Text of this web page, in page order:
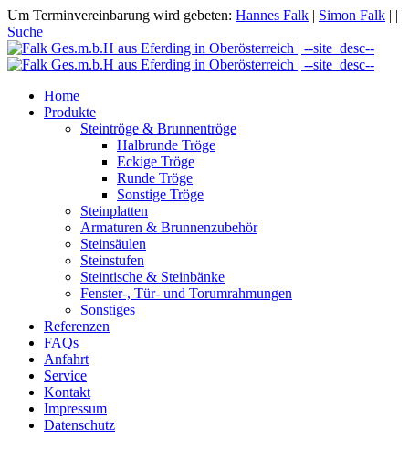
Um Terminvereinbarung wird gebeten: Hannes Falk | Simon Falk | |
Suche
Home
Produkte
Steintröge & Brunnentröge
Halbrunde Tröge
Eckige Tröge
Runde Tröge
Sonstige Tröge
Steinplatten
Armaturen & Brunnenzubehör
Steinsäulen
Steinstufen
Steintische & Steinbänke
Fenster-, Tür- und Torumrahmungen
Sonstiges
Referenzen
FAQs
Anfahrt
Service
Kontakt
Impressum
Datenschutz